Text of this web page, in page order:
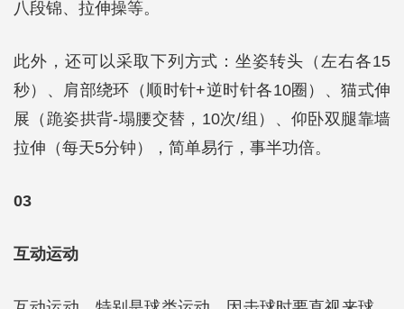
八段锦、拉伸操等。
此外，还可以采取下列方式：坐姿转头（左右各15
秒）、肩部绕环（顺时针+逆时针各10圈）、猫式伸
展（跪姿拱背-塌腰交替，10次/组）、仰卧双腿靠墙
拉伸（每天5分钟），简单易行，事半功倍。
03
互动运动